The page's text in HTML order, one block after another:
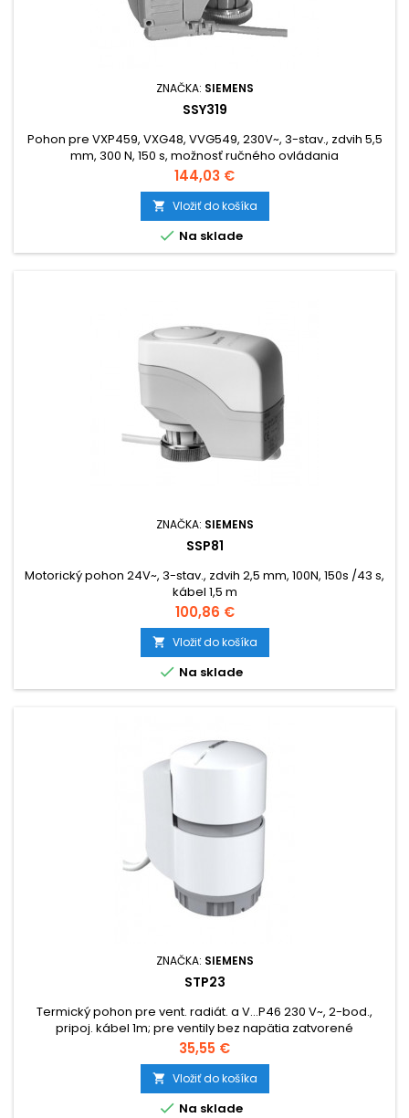
ZNAČKA: SIEMENS
SSY319
Pohon pre VXP459, VXG48, VVG549, 230V~, 3-stav., zdvih 5,5
mm, 300 N, 150 s, možnosť ručného ovládania
Cena
144,03 €
 Vložiť do košíka
 Na sklade
ZNAČKA: SIEMENS
SSP81
Motorický pohon 24V~, 3-stav., zdvih 2,5 mm, 100N, 150s /43 s,
kábel 1,5 m
Cena
100,86 €
 Vložiť do košíka
 Na sklade
ZNAČKA: SIEMENS
STP23
Termický pohon pre vent. radiát. a V...P46 230 V~, 2-bod.,
pripoj. kábel 1m; pre ventily bez napätia zatvorené
Cena
35,55 €
 Vložiť do košíka
 Na sklade